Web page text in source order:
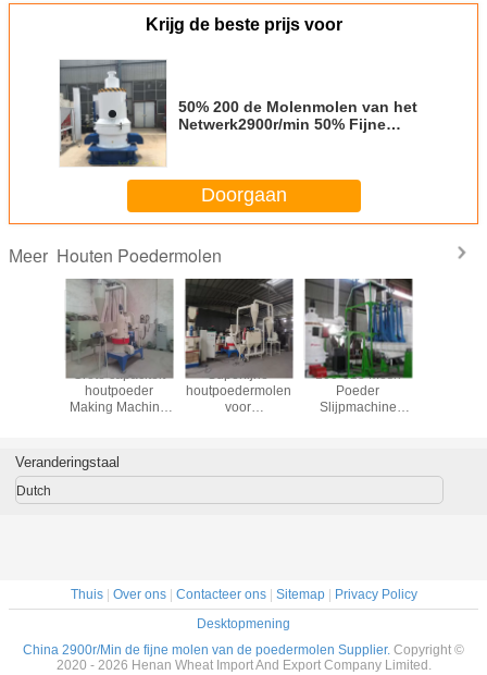
Krijg de beste prijs voor
50% 200 de Molenmolen van het
Netwerk2900r/min 50% Fijne
Doorgaan
Meer Houten Poedermolen
Grote capaciteit
houtpoeder
Making Machine
Superfijne
houtpoedermolen
voor
100-325 Mesh
Poeder
Slijpmachine
Veranderingstaal
Dutch
Thuis| Over ons| Contacteer ons| Sitemap| Privacy Policy
Desktopmening
China 2900r/Min de fijne molen van de poedermolen Supplier. Copyright ©
2020 - 2026 Henan Wheat Import And Export Company Limited.